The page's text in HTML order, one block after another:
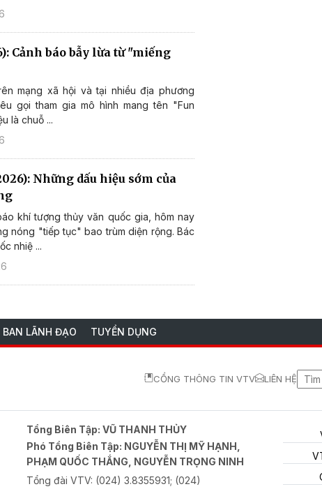
Cảnh báo bẫy lừa từ "miếng
mạng xã hội và tại nhiều địa phương
gọi tham gia mô hình mang tên "Fun
là chuỗ ...
Những dấu hiệu sớm của
khí tượng thủy văn quốc gia, hôm nay
nóng "tiếp tục" bao trùm diện rộng. Bác
nhiệ ...
BAN LÃNH ĐẠO TUYỂN DỤNG
CỔNG THÔNG TIN VTV LIÊN HỆ
Tổng Biên Tập:VŨ THANH THỦY
Phó Tổng Biên Tập: NGUYỄN THỊ MỸ HẠNH,
PHẠM QUỐC THẮNG, NGUYỄN TRỌNG NINH
Tổng đài VTV: (024) 3.8355931; (024)